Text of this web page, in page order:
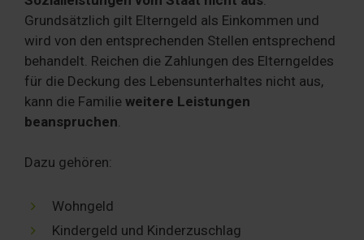
Grundsätzlich gilt Elterngeld als Einkommen und
wird von den entsprechenden Stellen entsprechend
behandelt. Reichen die Zahlungen des Elterngeldes
für die Deckung des Lebensunterhaltes nicht aus,
kann die Familie weitere Leistungen
beanspruchen
Dazu gehören:
Wohngeld
Kindergeld und Kinderzuschlag